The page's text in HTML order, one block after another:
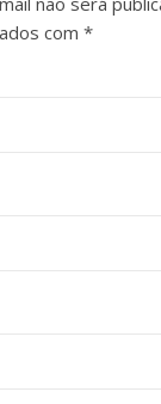
com *